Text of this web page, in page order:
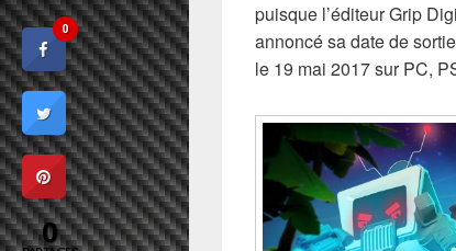
puisque l’éditeur Grip
annoncé sa date de
le 19 mai 2017 sur PC,
0
0